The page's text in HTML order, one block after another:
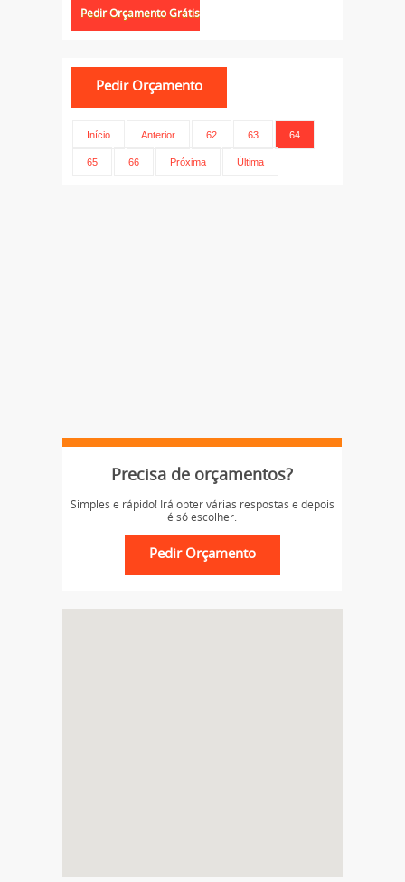
Início Anterior 62 63 64
65 66 Próxima Última
Precisa de orçamentos?
Simples e rápido! Irá obter várias respostas e depois
é só escolher.